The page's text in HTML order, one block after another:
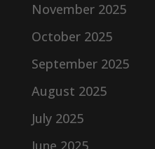
November 2025
October 2025
September 2025
August 2025
July 2025
June 2025